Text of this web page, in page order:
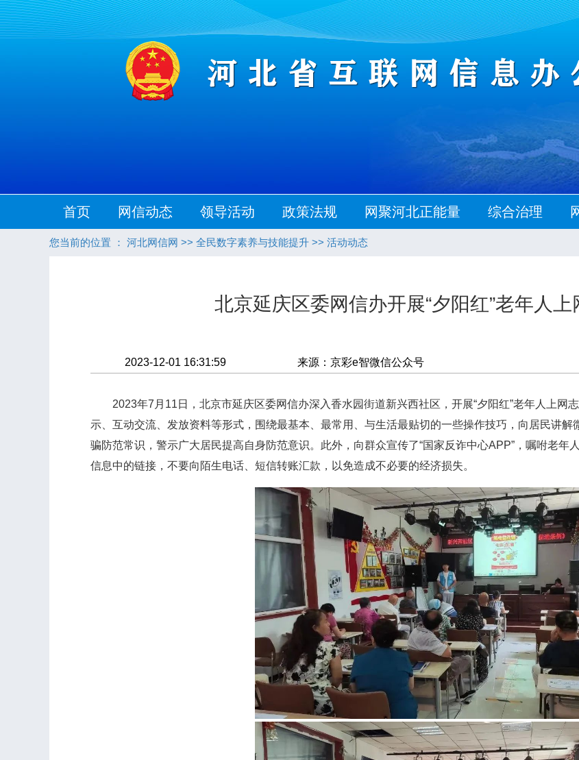
首页 网信动态 领导活动 政策法规 网聚河北正能量 综合治理
您当前的位置 ： 河北网信网 >> 全民数字素养与技能提升 >> 活动动态
北京延庆区委网信办开展“夕阳红”老年人
2023-12-01 16:31:59 来源：京彩e智微信公众号
2023年7月11日，北京市延庆区委网信办深入香水园街道新兴西社区，开展“夕阳红”老年人上网
示、互动交流、发放资料等形式，围绕最基本、最常用、与生活最贴切的一些操作技巧，向居民讲
骗防范常识，警示广大居民提高自身防范意识。此外，向群众宣传了“国家反诈中心APP”，嘱咐老年
信息中的链接，不要向陌生电话、短信转账汇款，以免造成不必要的经济损失。